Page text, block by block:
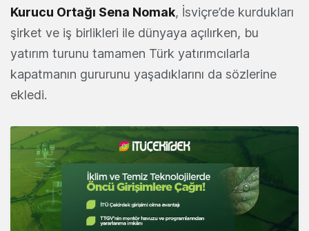
Kurucu Ortağı Sena Nomak, İsviçre’de kurdukları
şirket ve iş birlikleri ile dünyaya açılırken, bu
yatırım turunu tamamen Türk yatırımcılarla
kapatmanın gururunu yaşadıklarını da sözlerine
ekledi.